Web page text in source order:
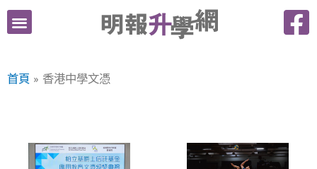
跳
內首頁 香港中學文憑